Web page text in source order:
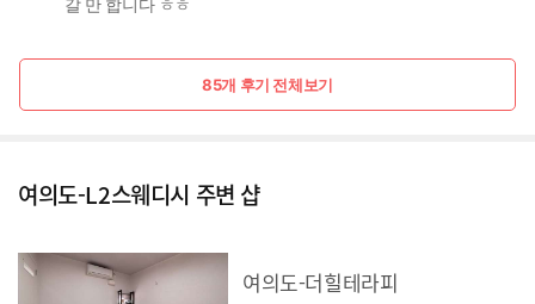
85개 후기 전체보기
여의도-L2스웨디시 주변 샵
여의도-더힐테라피